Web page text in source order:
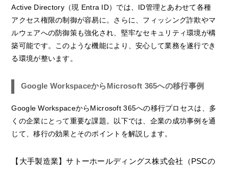
Active Directory（現 Entra ID）では、ID管理とあわせて各種
アクセス権限の制御が容易に。さらに、フィッシング詐欺やマ
ルウェアへの防御策も強化され、堅牢なセキュリティ環境が構
築可能です。このような機能により、安心して業務を遂行でき
る環境が整います。
Google WorkspaceからMicrosoft 365への移行事例
Google WorkspaceからMicrosoft 365への移行プロセスは、多
くの企業にとって重要な課題。以下では、企業の成功事例を通
じて、移行の効果とそのポイントを解説します。
【大手製造業】サトーホールディングス株式会社（PSCの